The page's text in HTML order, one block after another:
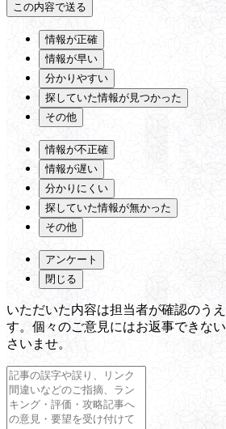
情報が正確
情報が早い
分かりやすい
探していた情報が見つかった
その他
情報が不正確
情報が遅い
分かりにくい
探していた情報が無かった
その他
アンケート
閉じる
いただいた内容は担当者が確認のう
す。個々のご意見にはお返事できな
さいませ。